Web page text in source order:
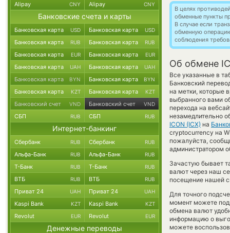
В целях
обменные пункты
В случае если
обменную
соблюдения
Об обмене
Все указанные в
Банковский
на метки, которые
выбранного вами
перехода на
незамедлительно
ICON (ICX) на
cryptocurrency на
пожалуйста,
администратором
Зачастую бывает
валют через наш
посещение нашей
Для точного
момент можете
обмена валют
информацию о
можете
Alipay CNY Alipay CNY
Банковские счета и карты
Банковская карта USD Банковская карта USD
Банковская карта RUB Банковская карта RUB
Банковская карта EUR Банковская карта EUR
Банковская карта UAH Банковская карта UAH
Банковская карта BYN Банковская карта BYN
Банковская карта KZT Банковская карта KZT
Банковский счет VND Банковский счет VND
СБП RUB СБП RUB
Интернет-банкинг
Сбербанк RUB Сбербанк RUB
Альфа-Банк RUB Альфа-Банк RUB
Т-Банк RUB Т-Банк RUB
ВТБ RUB ВТБ RUB
Приват 24 UAH Приват 24 UAH
Kaspi Bank KZT Kaspi Bank KZT
Revolut EUR Revolut EUR
Денежные переводы